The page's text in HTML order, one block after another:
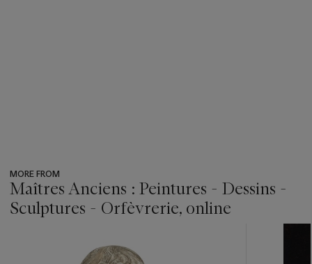
MORE FROM
Maîtres Anciens : Peintures - Dessins -
Sculptures - Orfèvrerie, online
item_current_of_total_txt